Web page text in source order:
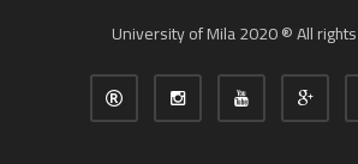
University of Mila 2020 ® All